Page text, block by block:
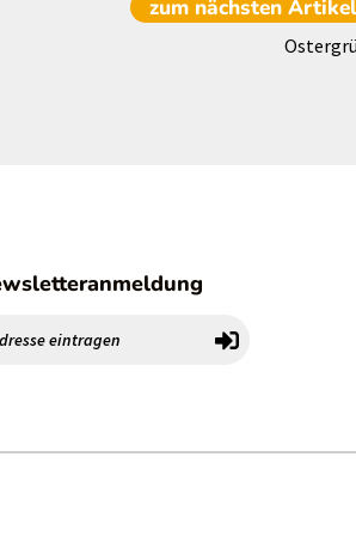
zum nächsten Artikel